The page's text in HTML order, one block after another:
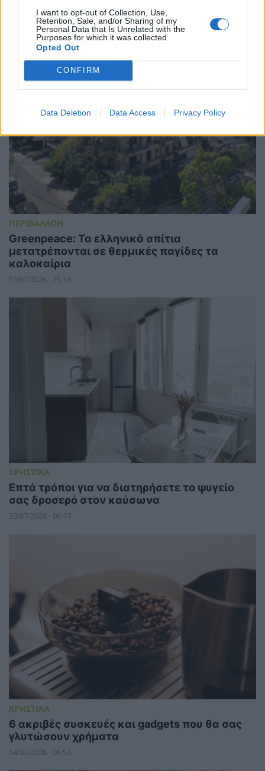
I want to opt-out of Collection, Use,
Retention, Sale, and/or Sharing of my
Personal Data that Is Unrelated with the
Purposes for which it was collected.
Opted Out
CONFIRM
Data Deletion Data Access Privacy Policy
20/07/2026 - 06:47
ΠΕΡΙΒΑΛΛΟΝ
Greenpeace: Τα ελληνικά σπίτια
μετατρέπονται σε θερμικές παγίδες τα
καλοκαίρια
15/07/2026 - 15:18
ΧΡΗΣΤΙΚΑ
Επτά τρόποι για να διατηρήσετε το ψυγείο
σας δροσερό στον καύσωνα
20/07/2026 - 06:47
ΧΡΗΣΤΙΚΑ
6 ακριβές συσκευές και gadgets που θα σας
γλυτώσουν χρήματα
14/07/2026 - 06:53